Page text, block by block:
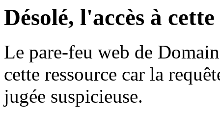
Désolé, l'accès à
Le pare-feu web de
cette ressource car la
jugée suspicieuse.